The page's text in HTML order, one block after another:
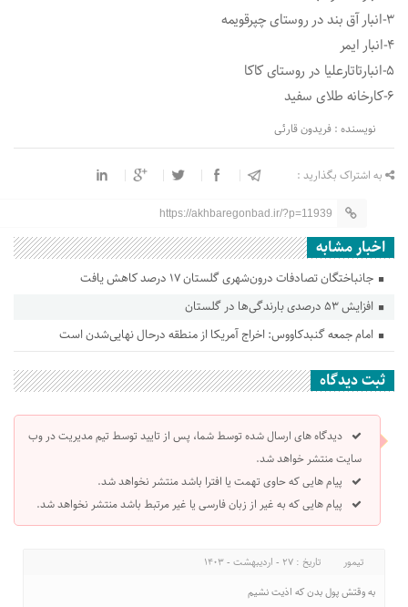
۳-انبار آق بند در روستای چپرقویمه
۴-انبار ایمر
۵-انبارتاتارعلیا در روستای کاکا
۶-کارخانه طلای سفید
نویسنده : فریدون قارئی
به اشتراک بگذارید :
https://akhbaregonbad.ir/?p=11939
اخبار مشابه
جانباختگان تصادفات درون‌شهری گلستان ۱۷ درصد کاهش یافت
افزایش ۵۳ درصدی بارندگی‌ها در گلستان
امام جمعه گنبدکاووس: اخراج آمریکا از منطقه درحال نهایی‌شدن است
ثبت دیدگاه
دیدگاه های ارسال شده توسط شما، پس از تایید توسط تیم مدیریت در وب
سایت منتشر خواهد شد.
پیام هایی که حاوی تهمت یا افترا باشد منتشر نخواهد شد.
پیام هایی که به غیر از زبان فارسی یا غیر مرتبط باشد منتشر نخواهد شد.
تیمور
تاریخ : 27 - اردیبهشت - 1403
به وقتش پول بدن که اذیت نشیم